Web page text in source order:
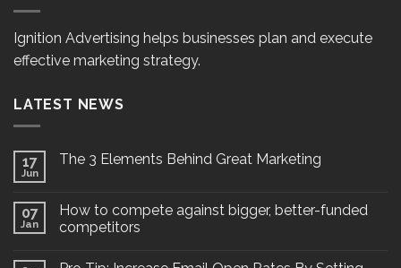
Ignition Advertising helps businesses plan and execute
effective marketing strategy.
LATEST NEWS
17
Jun
The 3 Elements Behind Great Marketing
07
Jan
How to compete against bigger, better-funded
competitors